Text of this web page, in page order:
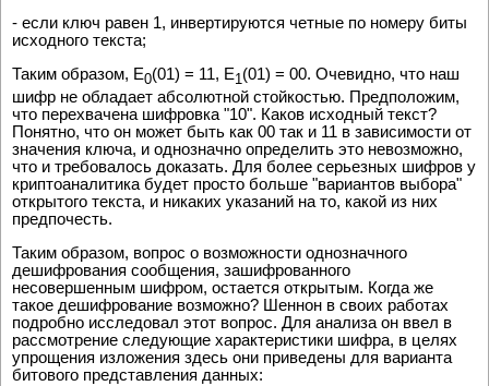
- если ключ равен 1, инвертируются четные по номеру биты
исходного текста;
Таким образом, E0(01) = 11, E1(01) = 00. Очевидно, что наш
шифр не обладает абсолютной стойкостью. Предположим,
что перехвачена шифровка "10". Каков исходный текст?
Понятно, что он может быть как 00 так и 11 в зависимости от
значения ключа, и однозначно определить это невозможно,
что и требовалось доказать. Для более серьезных шифров у
криптоаналитика будет просто больше "вариантов выбора"
открытого текста, и никаких указаний на то, какой из них
предпочесть.
Таким образом, вопрос о возможности однозначного
дешифрования сообщения, зашифрованного
несовершенным шифром, остается открытым. Когда же
такое дешифрование возможно? Шеннон в своих работах
подробно исследовал этот вопрос. Для анализа он ввел в
рассмотрение следующие характеристики шифра, в целях
упрощения изложения здесь они приведены для варианта
битового представления данных: